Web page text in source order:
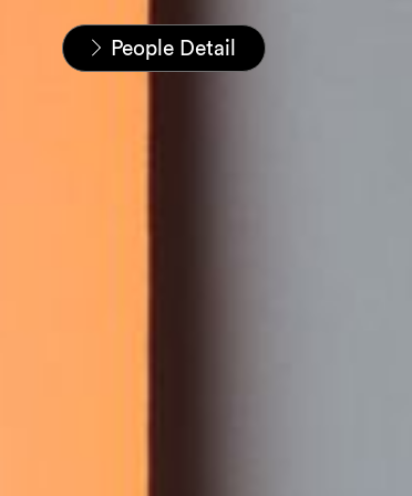
Startseite
Unser Team
People Detail